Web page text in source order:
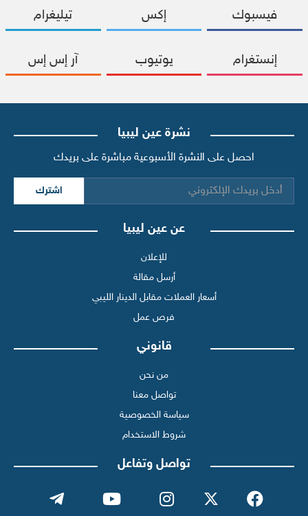
فيسبوك إكس تيليغرام
إنستغرام يوتيوب آر إس إس
نشرة عين ليبيا
احصل على النشرة الأسبوعية مباشرة على بريدك
اشترك
عن عين ليبيا
للإعلان
أرسل مقالة
أسعار العملات مقابل الدينار الليبي
فرص عمل
قانوني
من نحن
تواصل معنا
سياسة الخصوصية
شروط الاستخدام
تواصل وتفاعل